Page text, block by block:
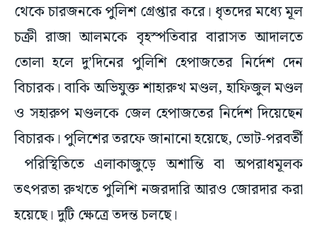
থেকে চারজনকে পুলিশ গ্রেপ্তার করে। ধৃতদের মধ্যে মূল
চক্রী রাজা আলমকে বৃহস্পতিবার বারাসত আদালতে
তোলা হলে দু’দিনের পুলিশি হেপাজতের নির্দেশ দেন
বিচারক। বাকি অভিযুক্ত শাহারুখ মণ্ডল, হাফিজুল মণ্ডল
ও সহারুপ মণ্ডলকে জেল হেপাজতের নির্দেশ দিয়েছেন
বিচারক। পুলিশের তরফে জানানো হয়েছে, ভোট-পরবর্তী
পরিস্থিতিতে এলাকাজুড়ে অশান্তি বা অপরাধমূলক
তৎপরতা রুখতে পুলিশি নজরদারি আরও জোরদার করা
হয়েছে। দুটি ক্ষেত্রে তদন্ত চলছে।